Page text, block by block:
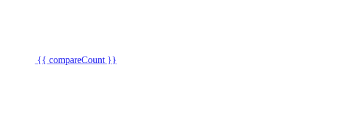
{{ compareCount }}